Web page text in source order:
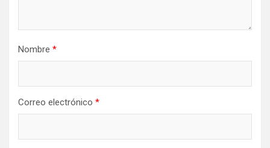
Nombre *
Correo electrónico *